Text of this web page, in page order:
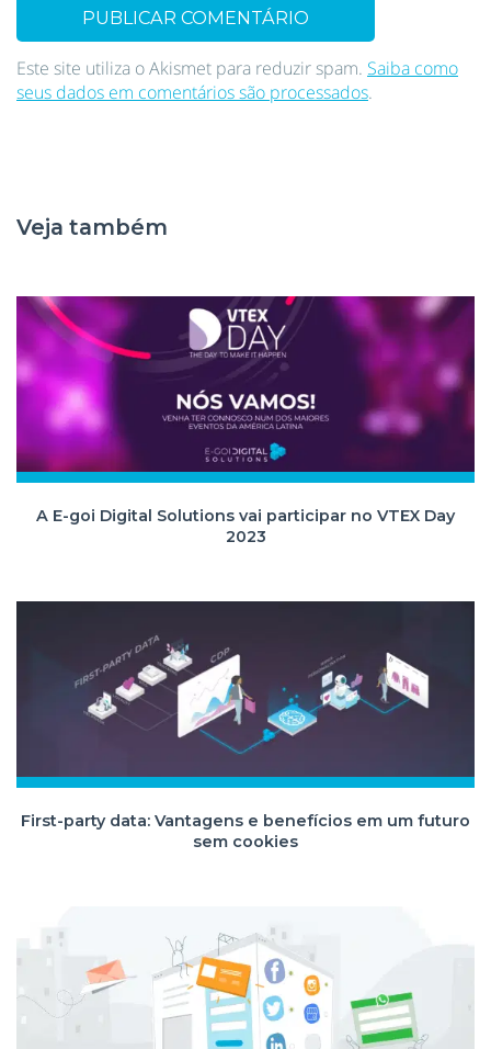
Este site utiliza o Akismet para reduzir spam. Saiba como
seus dados em comentários são processados.
Veja também
A E-goi Digital Solutions vai participar no VTEX Day
2023
First-party data: Vantagens e benefícios em um futuro
sem cookies